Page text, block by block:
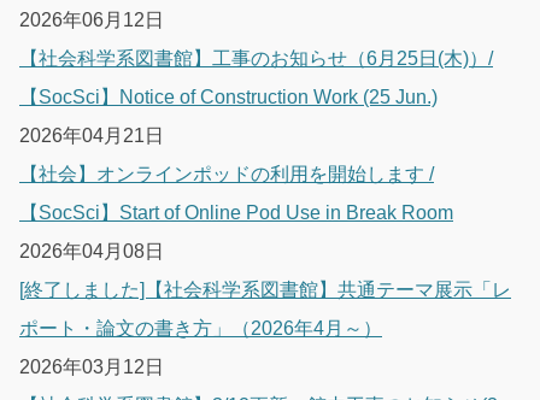
2026年06月12日
【社会科学系図書館】工事のお知らせ（6月25日(木)）/
【SocSci】Notice of Construction Work (25 Jun.)
2026年04月21日
【社会】オンラインポッドの利用を開始します /
【SocSci】Start of Online Pod Use in Break Room
2026年04月08日
[終了しました]【社会科学系図書館】共通テーマ展示「レ
ポート・論文の書き方」（2026年4月～）
2026年03月12日